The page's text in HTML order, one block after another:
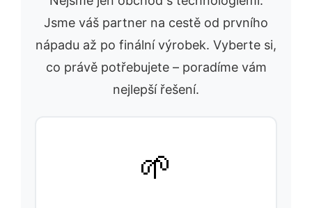
Jsme váš partner na cestě od prvního
nápadu až po finální výrobek. Vyberte si,
co právě potřebujete – poradíme vám
nejlepší řešení.
🌱